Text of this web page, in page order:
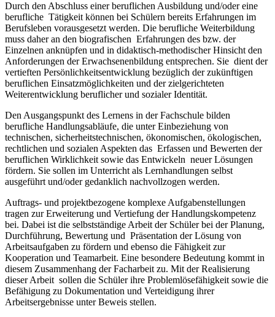
Durch den Abschluss einer beruflichen Ausbildung und/oder eine
berufliche Tätigkeit können bei Schülern bereits Erfahrungen im
Berufsleben vorausgesetzt werden. Die berufliche Weiterbildung
muss daher an den biografischen Erfahrungen des bzw. der
Einzelnen anknüpfen und in didaktisch-methodischer Hinsicht den
Anforderungen der Erwachsenenbildung entsprechen. Sie dient der
vertieften Persönlichkeitsentwicklung bezüglich der zukünftigen
beruflichen Einsatzmöglichkeiten und der zielgerichteten
Weiterentwicklung beruflicher und sozialer Identität.
Den Ausgangspunkt des Lernens in der Fachschule bilden
berufliche Handlungsabläufe, die unter Einbeziehung von
technischen, sicherheitstechnischen, ökonomischen, ökologischen,
rechtlichen und sozialen Aspekten das Erfassen und Bewerten der
beruflichen Wirklichkeit sowie das Entwickeln neuer Lösungen
fördern. Sie sollen im Unterricht als Lernhandlungen selbst
ausgeführt und/oder gedanklich nachvollzogen werden.
Auftrags- und projektbezogene komplexe Aufgabenstellungen
tragen zur Erweiterung und Vertiefung der Handlungskompetenz
bei. Dabei ist die selbstständige Arbeit der Schüler bei der Planung,
Durchführung, Bewertung und Präsentation der Lösung von
Arbeitsaufgaben zu fördern und ebenso die Fähigkeit zur
Kooperation und Teamarbeit. Eine besondere Bedeutung kommt in
diesem Zusammenhang der Facharbeit zu. Mit der Realisierung
dieser Arbeit sollen die Schüler ihre Problemlösefähigkeit sowie die
Befähigung zu Dokumentation und Verteidigung ihrer
Arbeitsergebnisse unter Beweis stellen.